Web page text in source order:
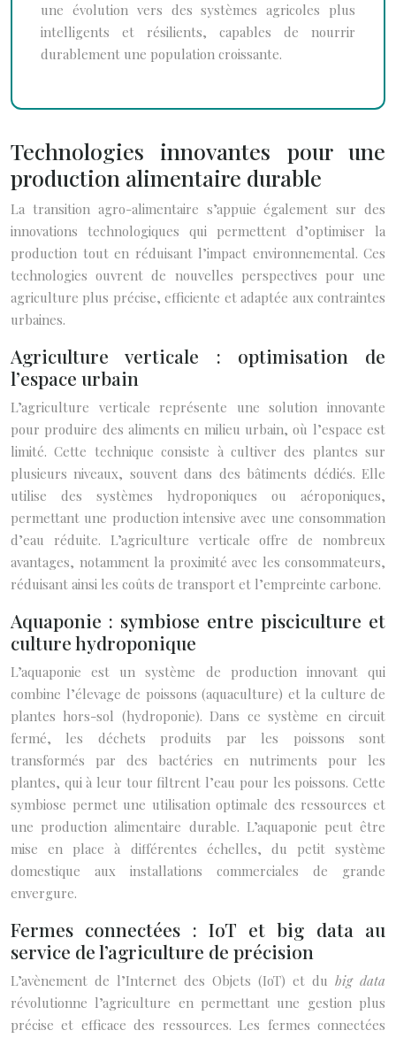
une évolution vers des systèmes agricoles plus
intelligents et résilients, capables de nourrir
durablement une population croissante.
Technologies innovantes pour une
production alimentaire durable
La transition agro-alimentaire s’appuie également sur des
innovations technologiques qui permettent d’optimiser la
production tout en réduisant l’impact environnemental. Ces
technologies ouvrent de nouvelles perspectives pour une
agriculture plus précise, efficiente et adaptée aux contraintes
urbaines.
Agriculture verticale : optimisation de
l’espace urbain
L’agriculture verticale représente une solution innovante
pour produire des aliments en milieu urbain, où l’espace est
limité. Cette technique consiste à cultiver des plantes sur
plusieurs niveaux, souvent dans des bâtiments dédiés. Elle
utilise des systèmes hydroponiques ou aéroponiques,
permettant une production intensive avec une consommation
d’eau réduite. L’agriculture verticale offre de nombreux
avantages, notamment la proximité avec les consommateurs,
réduisant ainsi les coûts de transport et l’empreinte carbone.
Aquaponie : symbiose entre pisciculture et
culture hydroponique
L’aquaponie est un système de production innovant qui
combine l’élevage de poissons (aquaculture) et la culture de
plantes hors-sol (hydroponie). Dans ce système en circuit
fermé, les déchets produits par les poissons sont
transformés par des bactéries en nutriments pour les
plantes, qui à leur tour filtrent l’eau pour les poissons. Cette
symbiose permet une utilisation optimale des ressources et
une production alimentaire durable. L’aquaponie peut être
mise en place à différentes échelles, du petit système
domestique aux installations commerciales de grande
envergure.
Fermes connectées : IoT et big data au
service de l’agriculture de précision
L’avènement de l’Internet des Objets (IoT) et du big data
révolutionne l’agriculture en permettant une gestion plus
précise et efficace des ressources. Les fermes connectées